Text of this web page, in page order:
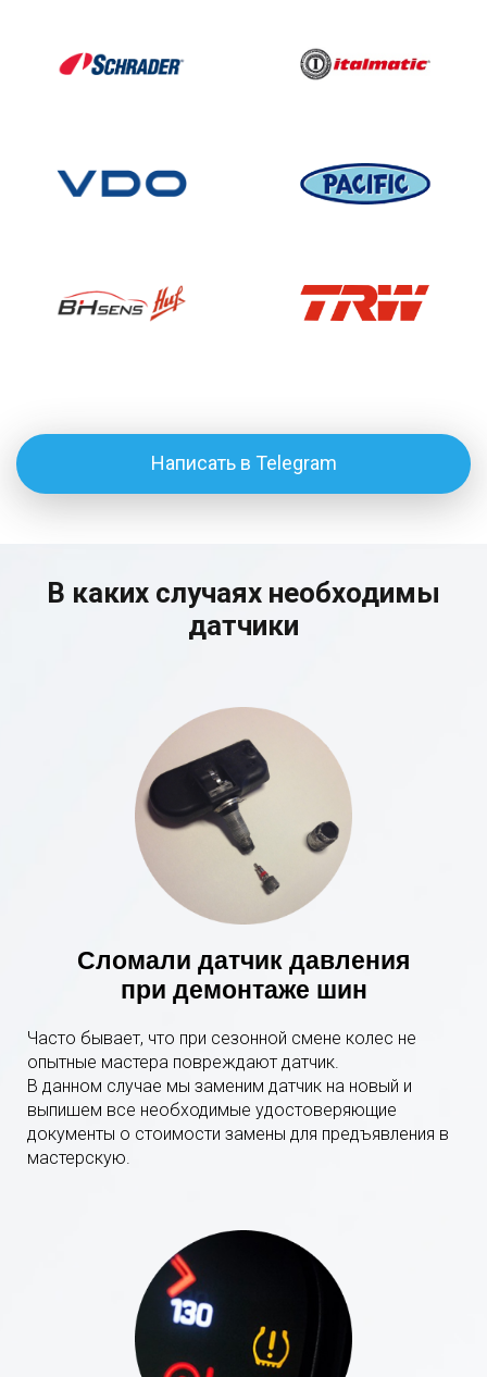
Написать в Telegram
В каких случаях необходимы
датчики
Сломали датчик давления
при демонтаже шин
Часто бывает, что при сезонной смене колес не
опытные мастера повреждают датчик.
В данном случае мы заменим датчик на новый и
выпишем все необходимые удостоверяющие
документы о стоимости замены для предъявления в
мастерскую.